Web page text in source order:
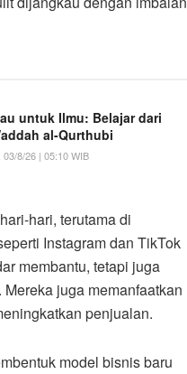
untuk Ilmu: Belajar dari
al-Qurthubi
8/26 | 05:10 WIB
hari, terutama di
Instagram dan TikTok
membantu, tetapi juga
juga memanfaatkan
penjualan.
model bisnis baru